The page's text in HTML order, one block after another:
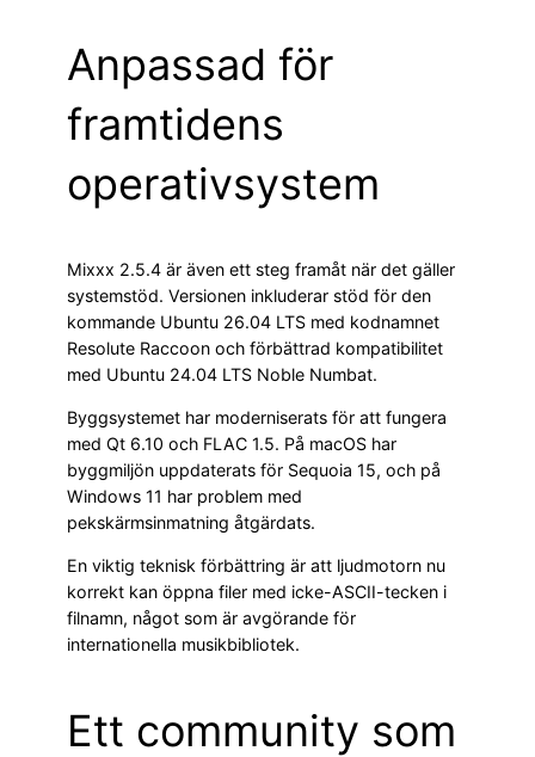
Anpassad för
framtidens
operativsystem
Mixxx 2.5.4 är även ett steg framåt när det gäller
systemstöd. Versionen inkluderar stöd för den
kommande Ubuntu 26.04 LTS med kodnamnet
Resolute Raccoon och förbättrad kompatibilitet
med Ubuntu 24.04 LTS Noble Numbat.
Byggsystemet har moderniserats för att fungera
med Qt 6.10 och FLAC 1.5. På macOS har
byggmiljön uppdaterats för Sequoia 15, och på
Windows 11 har problem med
pekskärmsinmatning åtgärdats.
En viktig teknisk förbättring är att ljudmotorn nu
korrekt kan öppna filer med icke-ASCII-tecken i
filnamn, något som är avgörande för
internationella musikbibliotek.
Ett community som